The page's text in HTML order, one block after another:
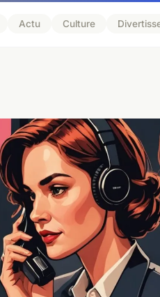
Actu Culture